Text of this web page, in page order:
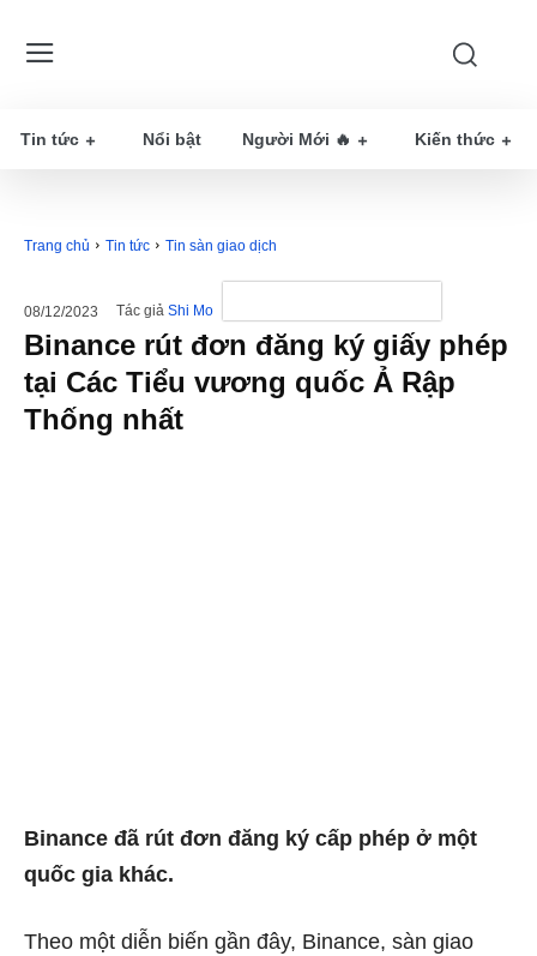
Tin tức Nổi bật Người Mới 🔥 Kiến thức
Trang chủ Tin tức Tin sàn giao dịch
08/12/2023 Tác giả Shi Mo
Binance rút đơn đăng ký giấy phép
tại Các Tiểu vương quốc Ả Rập
Thống nhất
Binance đã rút đơn đăng ký cấp phép ở một
quốc gia khác.
Theo một diễn biến gần đây, Binance, sàn giao